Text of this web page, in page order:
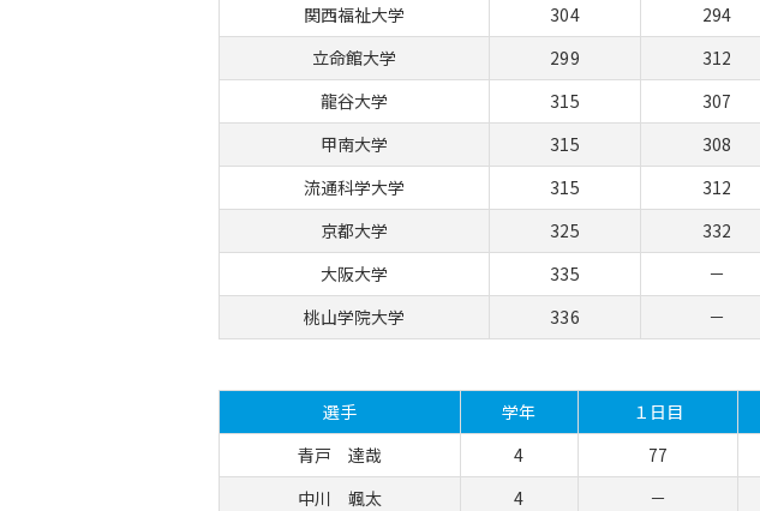
関西福祉大学
304 294
立命館大学
299 312
龍谷大学
315 307
甲南大学
315 308
流通科学大学
315 312
京都大学
325 332
大阪大学
335 －
桃山学院大学
336 －
選手 学年 １日目
青戸 達哉
4 77
中川 颯太
4 －